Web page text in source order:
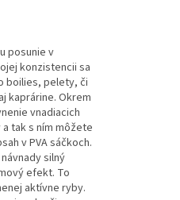
posunie v
konzistencii sa
boilies, pelety, či
kaprárine. Okrem
vnadiacich
a tak s ním môžete
v PVA sáčkoch.
silný
efekt. To
aktívne ryby.